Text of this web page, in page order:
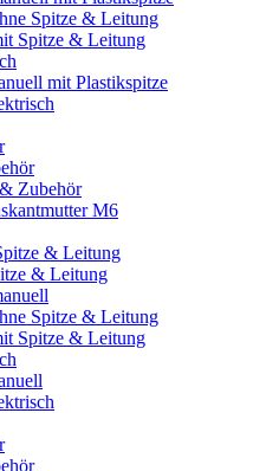
Spitze & Leitung
Spitze & Leitung
mit Plastikspitze
Zubehör
M6
& Leitung
& Leitung
Spitze & Leitung
Spitze & Leitung